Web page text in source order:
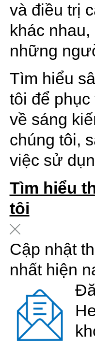
và điều trị
khác
những
Tìm hiểu
tôi để
về sáng
chúng tôi,
việc sử
Tìm hiểu
tôi
Cập nhật
nhất hiện